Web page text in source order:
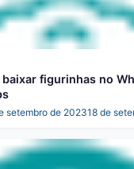
figurinhas no
setembro de 202318 de